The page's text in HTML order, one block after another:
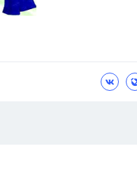
ПОКАЗАТЬ ВСЕ